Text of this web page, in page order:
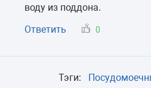
воду из поддона.
Ответить
0
Тэги: